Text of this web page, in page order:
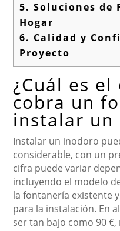
5. Soluciones de
Hogar
6. Calidad y
Proyecto
¿Cuál es
cobra un
instalar un
Instalar un inodoro
considerable, con un
cifra puede variar
incluyendo el modelo
la fontanería existente
para la instalación. En
ser tan bajo como 90